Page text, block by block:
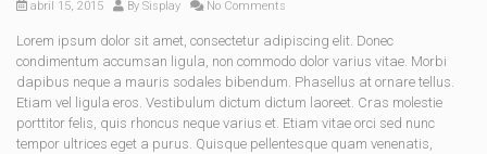
abril 15, 2015 By Sisplay No Comments
Lorem ipsum dolor sit amet, consectetur adipiscing elit. Donec
condimentum accumsan ligula, non commodo dolor varius vitae. Morbi
dapibus neque a mauris sodales bibendum. Phasellus at ornare tellus.
Etiam vel ligula eros. Vestibulum dictum dictum laoreet. Cras molestie
porttitor felis, quis rhoncus neque varius et. Etiam vitae orci sed nunc
tempor ultrices eget a purus. Quisque pellentesque quam venenatis,